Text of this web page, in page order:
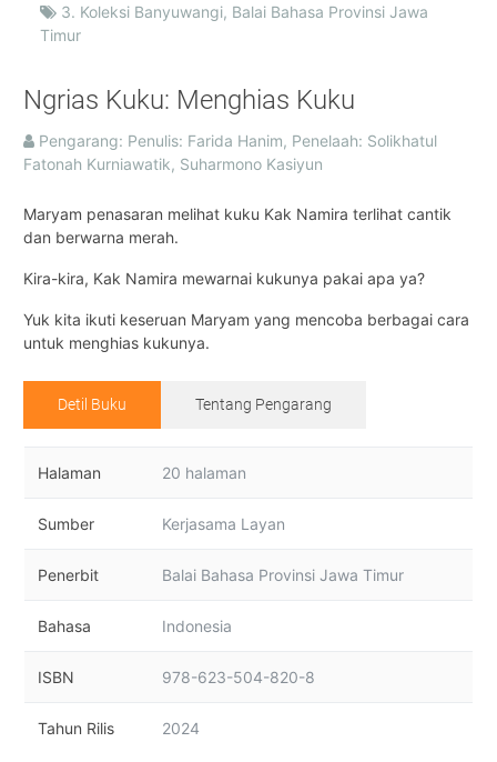
3. Koleksi Banyuwangi, Balai Bahasa Provinsi Jawa
Timur
Ngrias Kuku: Menghias Kuku
Pengarang: Penulis: Farida Hanim, Penelaah: Solikhatul
Fatonah Kurniawatik, Suharmono Kasiyun
Maryam penasaran melihat kuku Kak Namira terlihat cantik
dan berwarna merah.
Kira-kira, Kak Namira mewarnai kukunya pakai apa ya?
Yuk kita ikuti keseruan Maryam yang mencoba berbagai cara
untuk menghias kukunya.
Detil Buku Tentang Pengarang
Halaman 20 halaman
Sumber Kerjasama Layan
Penerbit Balai Bahasa Provinsi Jawa Timur
Bahasa Indonesia
ISBN 978-623-504-820-8
Tahun Rilis 2024